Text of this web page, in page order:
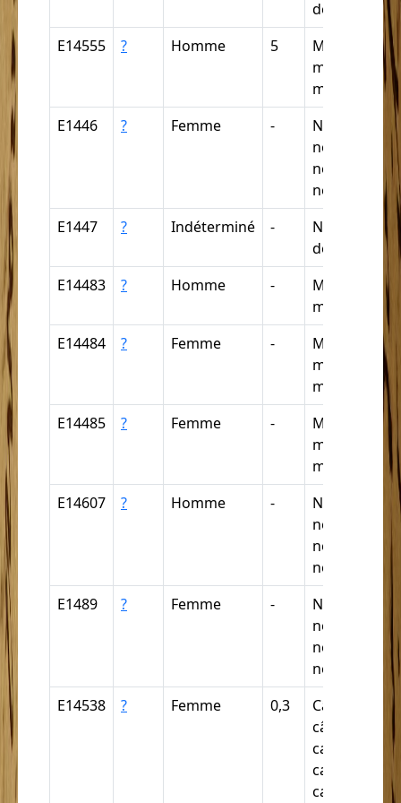
déduction)
E14555
? Homme 5
Métis,
mestif,
metif, ...
E1446
? Femme -
Nègre,
négresse,
négrillon,
négritte ...
E1447
? Indéterminé -
Nègre (par
déduction)
E14483
? Homme -
Mulâtre,
mulâtresse
E14484
? Femme -
Métis,
mestif,
metif, ...
E14485
? Femme -
Métis,
mestif,
metif, ...
E14607
? Homme -
Nègre,
négresse,
négrillon,
négritte ...
E1489
? Femme -
Nègre,
négresse,
négrillon,
négritte ...
E14538
? Femme 0,3
Câpre,
câpresse,
cabre,
cabresse,
cabriste ...